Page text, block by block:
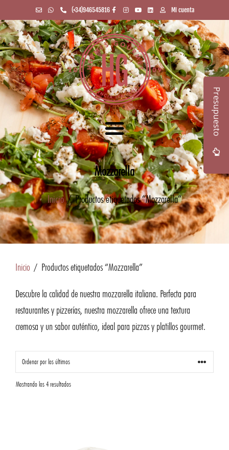
(+34)946545816 Mi cuenta
Mozzarella
Inicio/ Productos etiquetados “Mozzarella”
Inicio / Productos etiquetados “Mozzarella”
Descubre la calidad de nuestra mozzarella italiana. Perfecta para
restaurantes y pizzerías, nuestra mozzarella ofrece una textura
cremosa y un sabor auténtico, ideal para pizzas y platillos gourmet.
Mostrando los 4 resultados
Presupuesto